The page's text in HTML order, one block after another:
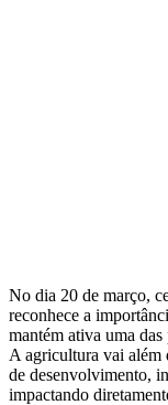
No dia 20 de março,
reconhece a
mantém ativa uma
A agricultura vai além
de desenvolvimento,
impactando